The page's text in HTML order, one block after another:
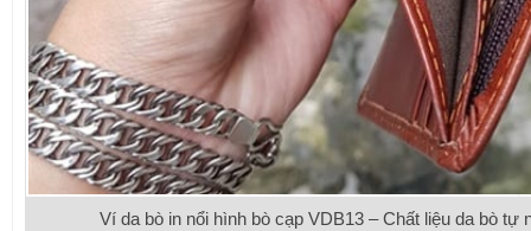
Ví da bò in nổi hình bò cạp VDB13 – Chất liệu da bò tự